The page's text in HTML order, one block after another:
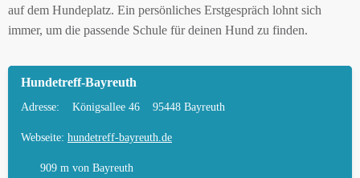
FREILAUFFLÄCHEN IN BAYREUTH
HUNDEFÜHRERSCHEIN FÜR DIE REGION DER
HUNDEPLATZ MIETEN FÜR EINEN SICHEREN
FREILAUF
HÄUFIGE FRAGEN ZUR HUNDESCHULE IN
BAYREUTH
auf dem Hundeplatz. Ein persönliches Erstgespräch lohnt sich
immer, um die passende Schule für deinen Hund zu finden.
Hundetreff-Bayreuth
Adresse: Königsallee 46 95448 Bayreuth
Webseite: hundetreff-bayreuth.de
909 m von Bayreuth